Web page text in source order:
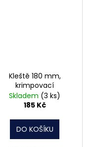
Kleště 180 mm,
krimpovací
Skladem (3 ks)
185 Kč
DO KOŠÍKU